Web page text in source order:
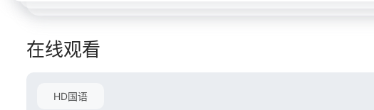
在线观看
HD国语